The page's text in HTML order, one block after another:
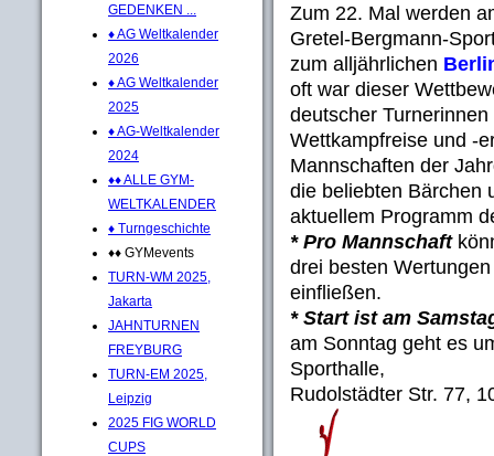
GEDENKEN ...
♦ AG Weltkalender
2026
♦ AG Weltkalender
2025
♦ AG-Weltkalender
2024
♦♦ ALLE GYM-
WELTKALENDER
♦ Turngeschichte
♦♦ GYMevents
TURN-WM 2025,
Jakarta
JAHNTURNEN
FREYBURG
TURN-EM 2025,
Leipzig
2025 FIG WORLD
CUPS
Zum 22. Mal werden
Gretel-Bergmann-
zum alljährlichen
oft war dieser
deutscher
Wettkampfreise und -
Mannschaften der
die beliebten Bärchen
aktuellem Programm
* Pro Mannschaft
drei besten
einfließen.
* Start ist am
am Sonntag geht es
Sporthalle,
Rudolstädter Str. 77,